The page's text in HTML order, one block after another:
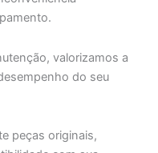
valorizamos a
do seu
peças originais,